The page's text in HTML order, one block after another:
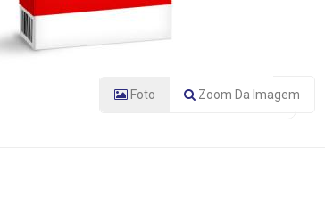
Foto Zoom Da Imagem